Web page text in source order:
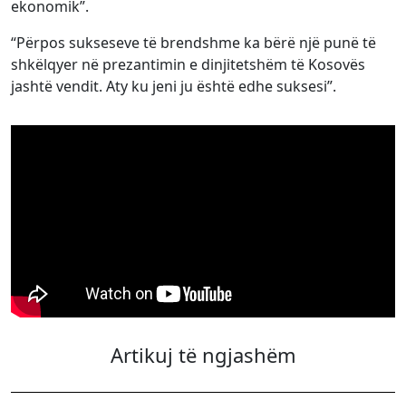
ekonomik”.
“Përpos sukseseve të brendshme ka bërë një punë të
shkëlqyer në prezantimin e dinjitetshëm të Kosovës
jashtë vendit. Aty ku jeni ju është edhe suksesi”.
Artikuj të ngjashëm